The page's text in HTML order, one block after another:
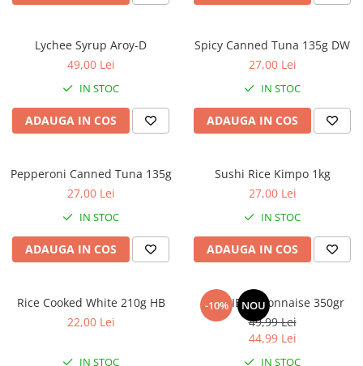
Lychee Syrup Aroy-D
49,00 Lei
IN STOC
ADAUGA IN COS
Spicy Canned Tuna 135g DW
27,00 Lei
IN STOC
ADAUGA IN COS
Pepperoni Canned Tuna 135g
27,00 Lei
IN STOC
ADAUGA IN COS
Sushi Rice Kimpo 1kg
27,00 Lei
IN STOC
ADAUGA IN COS
Rice Cooked White 210g HB
22,00 Lei
IN STOC
-10% NOU
KEWPIE Mayonnaise 350gr
49,99 Lei
44,99 Lei
IN STOC